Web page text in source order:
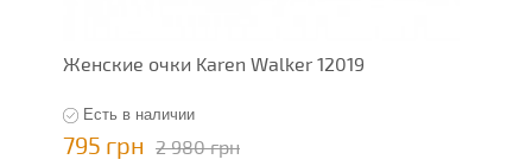
Женские очки Karen Walker 12019
Есть в наличии
795 грн 2 980 грн